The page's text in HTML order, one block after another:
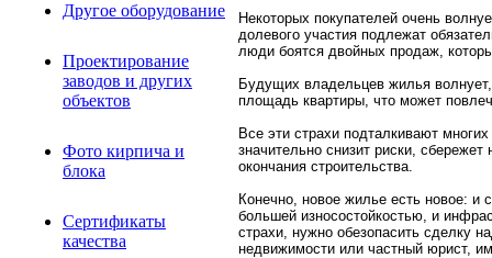
Другое оборудование
Проектирование
заводов и других
объектов
Фото кирпича и
блока
Сертификаты
качества
Некоторых покупателей очень
долевого участия подлежат
люди боятся двойных продаж,
Будущих владельцев жилья
площадь квартиры, что может
Все эти страхи подталкивают
значительно снизит риски,
окончания строительства.
Конечно, новое жилье есть новое: и
большей износостойкостью, и
страхи, нужно обезопасить сделку
недвижимости или частный юрист,